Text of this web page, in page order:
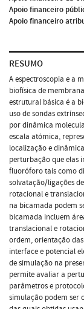
Apoio financeiro
Apoio financeiro
RESUMO
A espectroscopia e a
biofísica de
estrutural básica é a
uso de sondas
por dinâmica
escala atómica,
localização e
perturbação que elas
fluoróforo tais como
solvatação/ligações
rotacional e
na bicamada podem
bicamada incluem
translacional e
ordem, orientação
interface e potencial
de simulação na
permite avaliar a
parâmetros e
simulação podem ser